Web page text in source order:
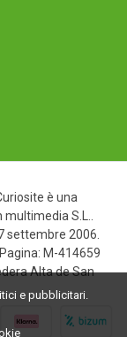
è una
S.L..
settembre 2006.
M-414659
Alta de San
e pubblicitari.